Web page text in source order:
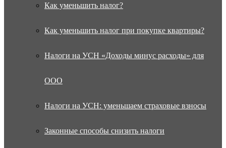
Как уменьшить налог?
Как уменьшить налог при покупке квартиры?
Налоги на УСН «Доходы минус расходы» для
ООО
Налоги на УСН: уменьшаем страховые взносы
Законные способы снизить налоги